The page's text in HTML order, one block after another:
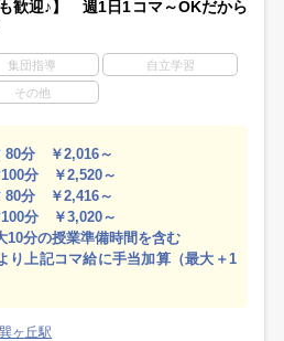
も歓迎♪】 週1日1コマ～OKだから
集団指導 自立学習
その他
分 ￥2,016～
分 ￥2,520～
分 ￥2,416～
分 ￥3,020～
10分の授業準備時間を含む
り上記コマ給に手当加算（最大＋1
ヶ丘駅